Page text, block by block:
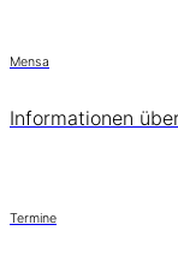
Mensa
Informationen
Termine